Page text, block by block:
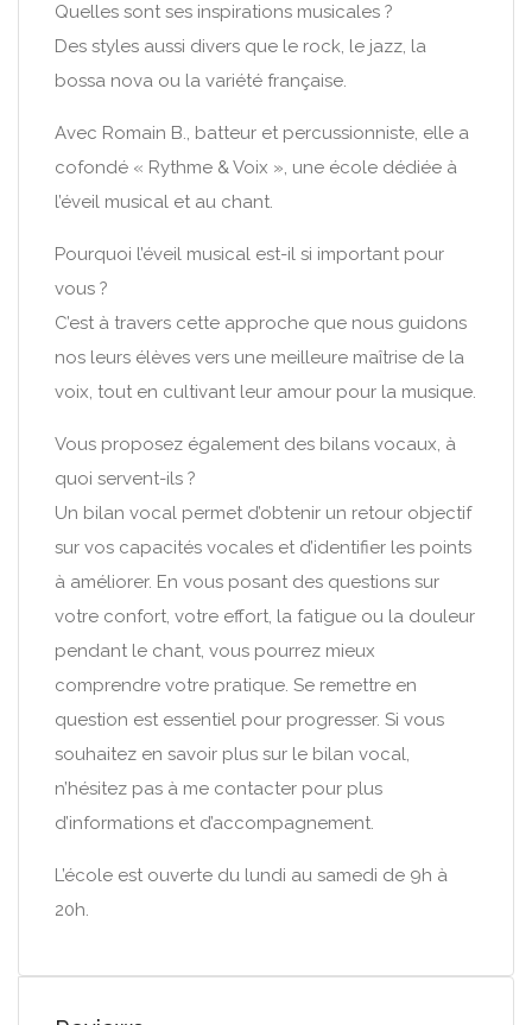
Quelles sont ses inspirations musicales ?
Des styles aussi divers que le rock, le jazz, la
bossa nova ou la variété française.
Avec Romain B., batteur et percussionniste, elle a
cofondé « Rythme & Voix », une école dédiée à
l’éveil musical et au chant.
Pourquoi l’éveil musical est-il si important pour
vous ?
C’est à travers cette approche que nous guidons
nos leurs élèves vers une meilleure maîtrise de la
voix, tout en cultivant leur amour pour la musique.
Vous proposez également des bilans vocaux, à
quoi servent-ils ?
Un bilan vocal permet d’obtenir un retour objectif
sur vos capacités vocales et d’identifier les points
à améliorer. En vous posant des questions sur
votre confort, votre effort, la fatigue ou la douleur
pendant le chant, vous pourrez mieux
comprendre votre pratique. Se remettre en
question est essentiel pour progresser. Si vous
souhaitez en savoir plus sur le bilan vocal,
n’hésitez pas à me contacter pour plus
d’informations et d’accompagnement.
L’école est ouverte du lundi au samedi de 9h à
20h.